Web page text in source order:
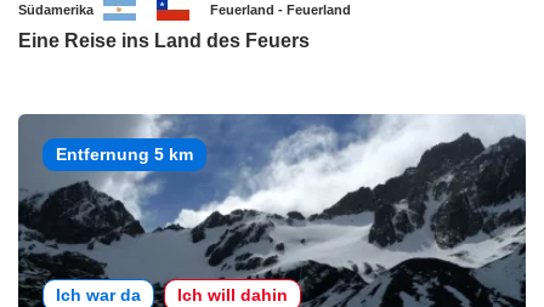
Südamerika Feuerland - Feuerland
Eine Reise ins Land des Feuers
Entfernung 5 km
Ich war da Ich will dahin